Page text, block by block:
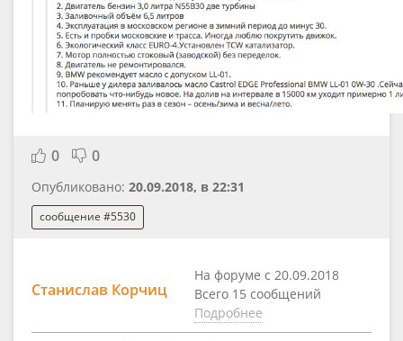
0 0
Опубликовано: 20.09.2018, в 22:31
сообщение #5530
Станислав Корчиц
На форуме с 20.09.2018
Всего 15 сообщений
Подробнее